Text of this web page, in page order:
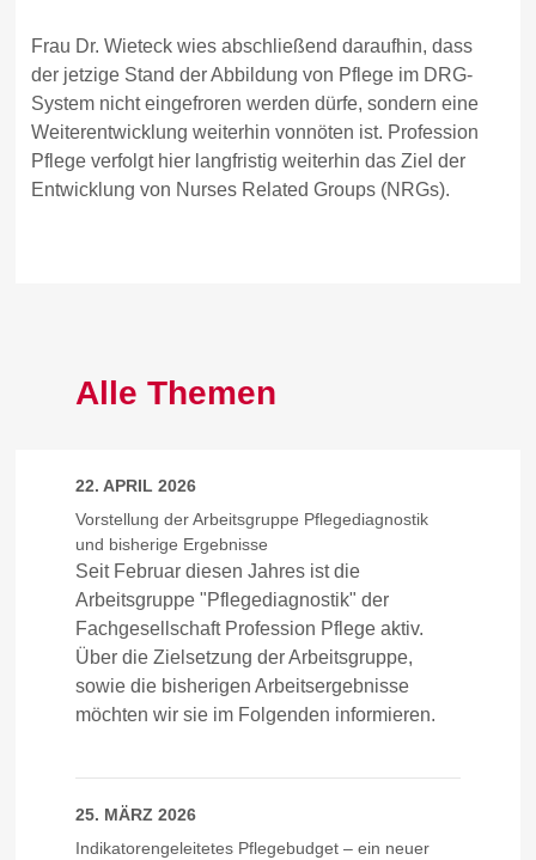
Frau Dr. Wieteck wies abschließend daraufhin, dass
der jetzige Stand der Abbildung von Pflege im DRG-
System nicht eingefroren werden dürfe, sondern eine
Weiterentwicklung weiterhin vonnöten ist. Profession
Pflege verfolgt hier langfristig weiterhin das Ziel der
Entwicklung von Nurses Related Groups (NRGs).
Alle Themen
22. APRIL 2026
Vorstellung der Arbeitsgruppe Pflegediagnostik
und bisherige Ergebnisse
Seit Februar diesen Jahres ist die
Arbeitsgruppe "Pflegediagnostik" der
Fachgesellschaft Profession Pflege aktiv.
Über die Zielsetzung der Arbeitsgruppe,
sowie die bisherigen Arbeitsergebnisse
möchten wir sie im Folgenden informieren.
25. MÄRZ 2026
Indikatorengeleitetes Pflegebudget – ein neuer